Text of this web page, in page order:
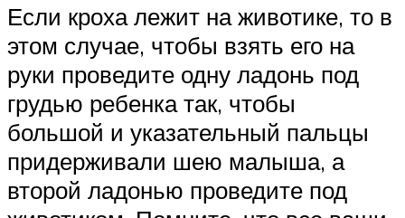
Если кроха лежит на животике, то в
этом случае, чтобы взять его на
руки проведите одну ладонь под
грудью ребенка так, чтобы
большой и указательный пальцы
придерживали шею малыша, а
второй ладонью проведите под